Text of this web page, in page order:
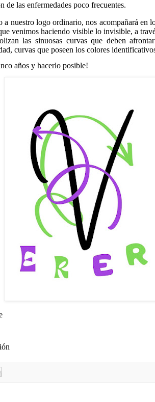
las enfermedades poco frecuentes.
nuestro logo ordinario, nos acompañará en
venimos haciendo visible lo invisible, a
las sinuosas curvas que deben
curvas que poseen los colores
años y hacerlo posible!